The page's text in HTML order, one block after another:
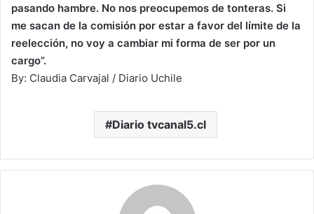
pasando hambre. No nos preocupemos de tonteras. Si
me sacan de la comisión por estar a favor del límite de la
reelección, no voy a cambiar mi forma de ser por un
cargo”.
By: Claudia Carvajal / Diario Uchile
Diario tvcanal5.cl